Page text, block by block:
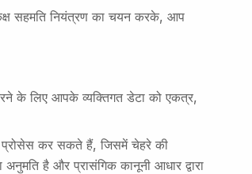
सहमति नियंत्रण का चयन करके, आप
के लिए आपके व्यक्तिगत डेटा को एकत्र,
प्रोसेस कर सकते हैं, जिसमें चेहरे की
है और प्रासंगिक कानूनी आधार द्वारा